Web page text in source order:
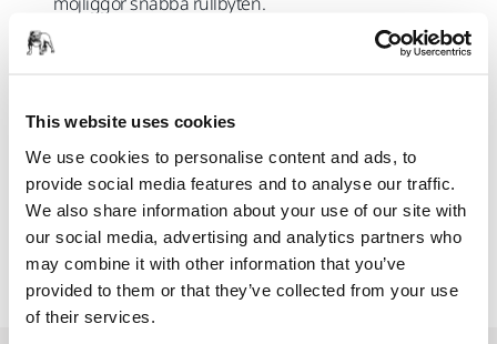
This website uses cookies
We use cookies to personalise content and ads, to
provide social media features and to analyse our traffic.
We also share information about your use of our site with
our social media, advertising and analytics partners who
may combine it with other information that you’ve
provided to them or that they’ve collected from your use
of their services.
Denna rullåda erbjuder en bekväm och hållbar lösning
organiserat sätt att hantera sin förvaring och användning av
sliprullar.
OBS.Rullar till lådan säljs separat.